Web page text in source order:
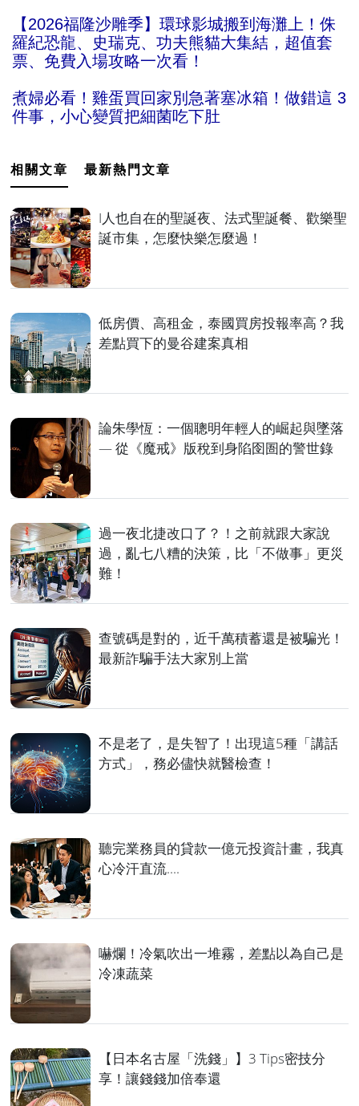
【2026福隆沙雕季】環球影城搬到海灘上！侏
羅紀恐龍、史瑞克、功夫熊貓大集結，超值套
票、免費入場攻略一次看！
煮婦必看！雞蛋買回家別急著塞冰箱！做錯這 3
件事，小心變質把細菌吃下肚
相關文章 最新熱門文章
I人也自在的聖誕夜、法式聖誕餐、歡樂聖
誕市集，怎麼快樂怎麼過！
低房價、高租金，泰國買房投報率高？我
差點買下的曼谷建案真相
論朱學恆：一個聰明年輕人的崛起與墜落
— 從《魔戒》版稅到身陷囹圄的警世錄
過一夜北捷改口了？！之前就跟大家說
過，亂七八糟的決策，比「不做事」更災
難！
查號碼是對的，近千萬積蓄還是被騙光！
最新詐騙手法大家別上當
不是老了，是失智了！出現這5種「講話
方式」，務必儘快就醫檢查！
聽完業務員的貸款一億元投資計畫，我真
心冷汗直流....
嚇爛！冷氣吹出一堆霧，差點以為自己是
冷凍蔬菜
【日本名古屋「洗錢」】3 Tips密技分
享！讓錢錢加倍奉還